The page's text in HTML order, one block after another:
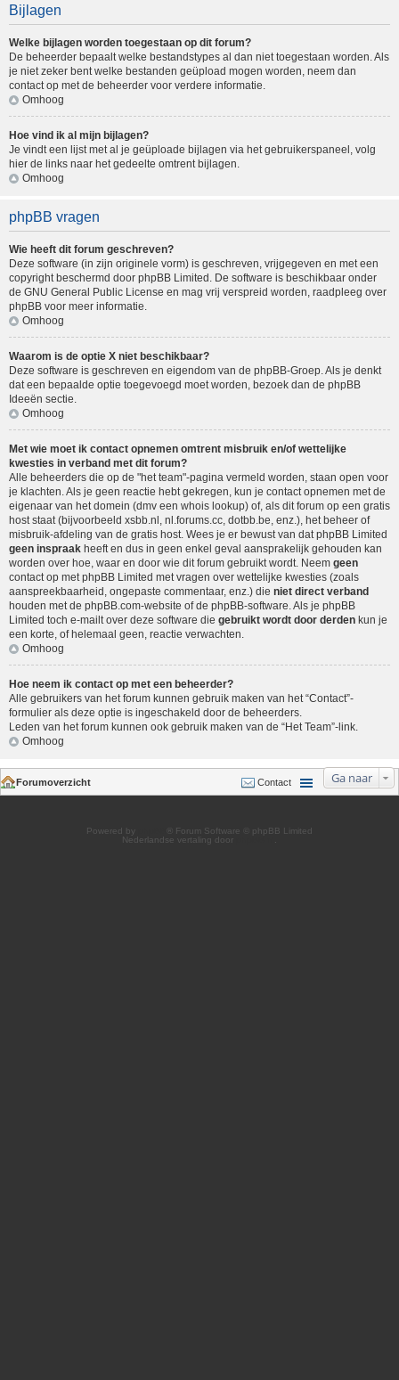
Bijlagen
Welke bijlagen worden toegestaan op dit forum?
De beheerder bepaalt welke bestandstypes al dan niet toegestaan worden. Als
je niet zeker bent welke bestanden geüpload mogen worden, neem dan
contact op met de beheerder voor verdere informatie.
Omhoog
Hoe vind ik al mijn bijlagen?
Je vindt een lijst met al je geüploade bijlagen via het gebruikerspaneel, volg
hier de links naar het gedeelte omtrent bijlagen.
Omhoog
phpBB vragen
Wie heeft dit forum geschreven?
Deze software (in zijn originele vorm) is geschreven, vrijgegeven en met een
copyright beschermd door phpBB Limited . De software is beschikbaar onder
de GNU General Public License en mag vrij verspreid worden, raadpleeg over
phpBB voor meer informatie.
Omhoog
Waarom is de optie X niet beschikbaar?
Deze software is geschreven en eigendom van de phpBB-Groep. Als je denkt
dat een bepaalde optie toegevoegd moet worden, bezoek dan de phpBB
Ideeën sectie.
Omhoog
Met wie moet ik contact opnemen omtrent misbruik en/of wettelijke
kwesties in verband met dit forum?
Alle beheerders die op de "het team"-pagina vermeld worden, staan open voor
je klachten. Als je geen reactie hebt gekregen, kun je contact opnemen met de
eigenaar van het domein (dmv een whois lookup) of, als dit forum op een gratis
host staat (bijvoorbeeld xsbb.nl, nl.forums.cc, dotbb.be, enz.), het beheer of
misbruik-afdeling van de gratis host. Wees je er bewust van dat phpBB Limited
geen inspraak heeft en dus in geen enkel geval aansprakelijk gehouden kan
worden over hoe, waar en door wie dit forum gebruikt wordt. Neem geen
contact op met phpBB Limited met vragen over wettelijke kwesties (zoals
aanspreekbaarheid, ongepaste commentaar, enz.) die niet direct verband
houden met de phpBB.com-website of de phpBB-software. Als je phpBB
Limited toch e-mailt over deze software die gebruikt wordt door derden kun je
een korte, of helemaal geen, reactie verwachten.
Omhoog
Hoe neem ik contact op met een beheerder?
Alle gebruikers van het forum kunnen gebruik maken van het “Contact”-
formulier als deze optie is ingeschakeld door de beheerders.
Leden van het forum kunnen ook gebruik maken van de “Het Team”-link.
Omhoog
Ga naar
Forumoverzicht Contact
Powered by
® Forum Software © phpBB Limited
Nederlandse vertaling door
.